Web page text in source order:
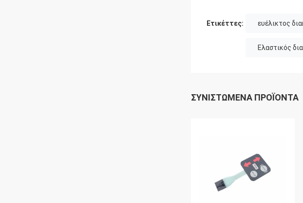
Ετικέττες: ευέλικτος
Ελαστικός
ΣΥΝΙΣΤΏΜΕΝΑ ΠΡΟΪΌΝΤΑ